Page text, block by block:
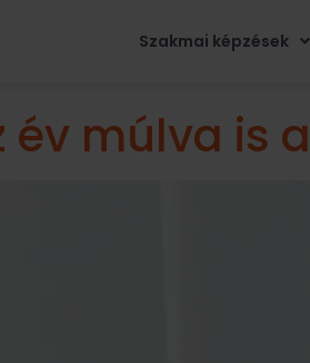
Szakmai képzések
év múlva is